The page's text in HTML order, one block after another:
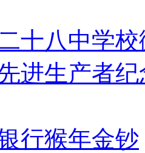
十八中学校
进生产者
行猴年金钞